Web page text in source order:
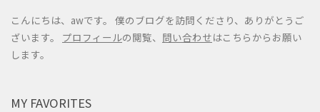
こんにちは、awです。 僕のブログを訪問くださり、ありがとうご
ざいます。 プロフィールの閲覧、 問い合わせはこちらからお願い
します。
MY FAVORITES